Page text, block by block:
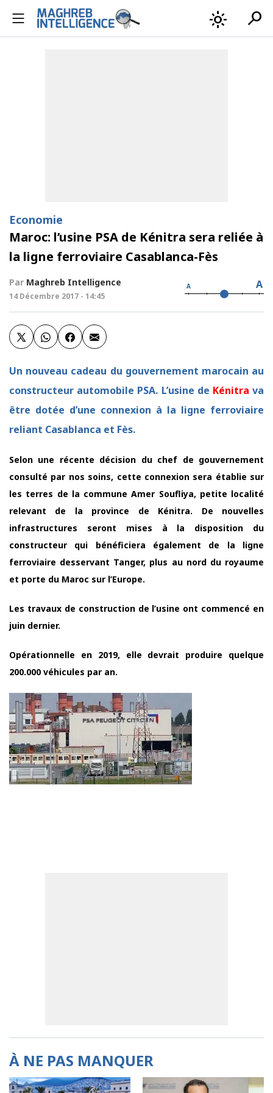
light_mode search
Economie
Maroc: l’usine PSA de Kénitra sera reliée à
la ligne ferroviaire Casablanca-Fès
Par Maghreb Intelligence
14 Décembre 2017 - 14:45
A A
Un nouveau cadeau du gouvernement marocain au
constructeur automobile PSA. L’usine de Kénitra va
être dotée d’une connexion à la ligne ferroviaire
reliant Casablanca et Fès.
Selon une récente décision du chef de gouvernement
consulté par nos soins, cette connexion sera établie sur
les terres de la commune Amer Soufliya, petite localité
relevant de la province de Kénitra. De nouvelles
infrastructures seront mises à la disposition du
constructeur qui bénéficiera également de la ligne
ferroviaire desservant Tanger, plus au nord du royaume
et porte du Maroc sur l’Europe.
Les travaux de construction de l’usine ont commencé en
juin dernier.
Opérationnelle en 2019, elle devrait produire quelque
200.000 véhicules par an.
À NE PAS MANQUER